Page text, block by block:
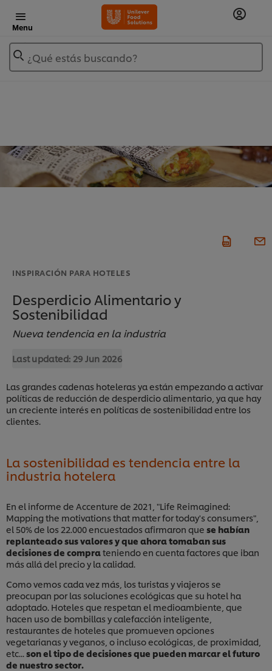
Menu
¿Qué estás buscando?
INSPIRACIÓN PARA HOTELES
Desperdicio Alimentario y
Sostenibilidad
Nueva tendencia en la industria
Last updated: 29 Jun 2026
Las grandes cadenas hoteleras ya están empezando a activar
políticas de reducción de desperdicio alimentario, ya que hay
un creciente interés en políticas de sostenibilidad entre los
clientes.
La sostenibilidad es tendencia entre la
industria hotelera
En el informe de Accenture de 2021, "Life Reimagined:
Mapping the motivations that matter for today's consumers",
el 50% de los 22.000 encuestados afirmaron que se habían
replanteado sus valores y que ahora tomaban sus
decisiones de compra teniendo en cuenta factores que iban
más allá del precio y la calidad.
Como vemos cada vez más, los turistas y viajeros se
preocupan por las soluciones ecológicas que su hotel ha
adoptado. Hoteles que respetan el medioambiente, que
hacen uso de bombillas y calefacción inteligente,
restaurantes de hoteles que promueven opciones
vegetarianas y veganos, o incluso ecológicas, de proximidad,
etc... son el tipo de decisiones que pueden marcar el futuro
de nuestro sector.